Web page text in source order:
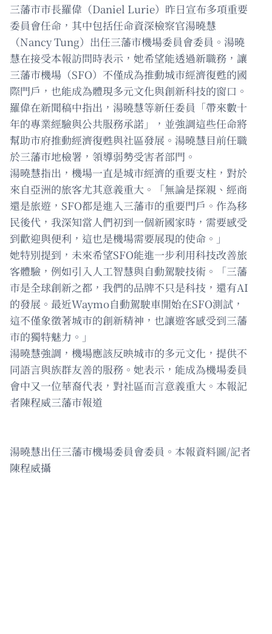
三藩市市長羅偉（Daniel Lurie）昨日宣布多項重要
委員會任命，其中包括任命資深檢察官湯曉慧
（Nancy Tung）出任三藩市機場委員會委員。湯曉
慧在接受本報訪問時表示，她希望能透過新職務，讓
三藩市機場（SFO）不僅成為推動城市經濟復甦的國
際門戶，也能成為體現多元文化與創新科技的窗口。
羅偉在新聞稿中指出，湯曉慧等新任委員「帶來數十
年的專業經驗與公共服務承諾」，並強調這些任命將
幫助市府推動經濟復甦與社區發展。湯曉慧目前任職
於三藩市地檢署，領導弱勢受害者部門。
湯曉慧指出，機場一直是城市經濟的重要支柱，對於
來自亞洲的旅客尤其意義重大。「無論是探親、經商
還是旅遊，SFO都是進入三藩市的重要門戶。作為移
民後代，我深知當人們初到一個新國家時，需要感受
到歡迎與便利，這也是機場需要展現的使命。」
她特別提到，未來希望SFO能進一步利用科技改善旅
客體驗，例如引入人工智慧與自動駕駛技術。「三藩
市是全球創新之都，我們的品牌不只是科技，還有AI
的發展。最近Waymo自動駕駛車開始在SFO測試，
這不僅象徵著城市的創新精神，也讓遊客感受到三藩
市的獨特魅力。」
湯曉慧強調，機場應該反映城市的多元文化，提供不
同語言與族群友善的服務。她表示，能成為機場委員
會中又一位華裔代表，對社區而言意義重大。本報記
者陳程威三藩市報道
湯曉慧出任三藩市機場委員會委員。本報資料圖/記者
陳程威攝